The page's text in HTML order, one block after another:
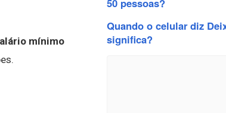
mínimo
50 pessoas?
Quando o celular diz
significa?